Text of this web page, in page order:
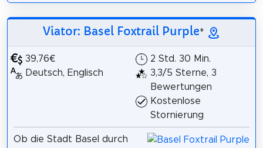
Viator: Basel Foxtrail Purple*
39,76€
Deutsch, Englisch
2 Std. 30 Min.
3,3/5 Sterne, 3
Bewertungen
Kostenlose
Stornierung
Ob die Stadt Basel durch